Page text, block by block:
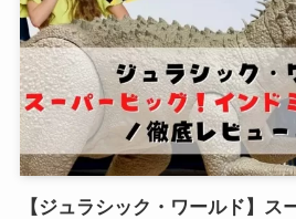
【ジュラシック・ワールド】ス